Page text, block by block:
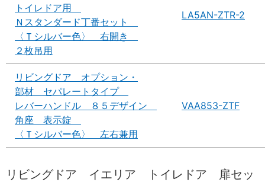
トイレドア用
Ｎスタンダード丁番セット
〈Ｔシルバー色〉 右開き
２枚吊用
LA5AN-ZTR-2
リビングドア オプション・
部材 セパレートタイプ
レバーハンドル ８５デザイン
角座 表示錠
〈Ｔシルバー色〉 左右兼用
VAA853-ZTF
リビングドア イエリア トイレドア 扉セッ